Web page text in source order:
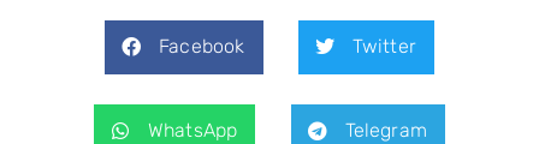
Facebook Twitter
WhatsApp Telegram